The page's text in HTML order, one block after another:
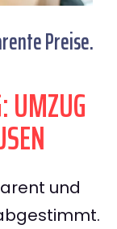
Preise.
UMZUG
und